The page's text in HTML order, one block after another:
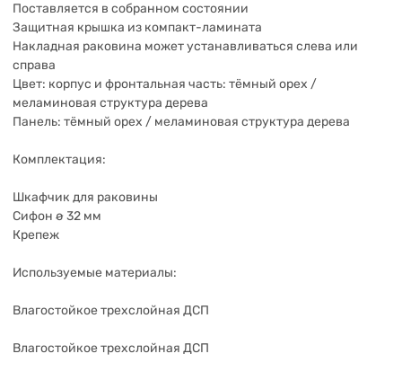
Поставляется в собранном состоянии
Защитная крышка из компакт-ламината
Накладная раковина может устанавливаться слева или
справа
Цвет: корпуc и фронтальная часть: тёмный орех /
меламиновая структура дерева
Панель: тёмный орех / меламиновая структура дерева
Комплектация:
Шкафчик для раковины
Сифон ø 32 мм
Крепеж
Используемые материалы:
Влагостойкое трехслойная ДСП
Влагостойкое трехслойная ДСП